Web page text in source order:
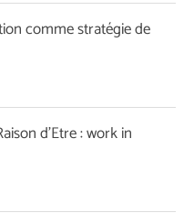
comme stratégie de
d’Etre : work in